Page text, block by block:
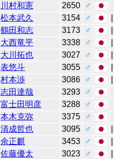
川村和憲 2650
♂
松本武久 3154 ♂
鶴田和志 3173 ♂
大西竜平 3338 ♂
大川拓也 3027 ♂
表悠斗 3055 ♂
村本渉 3086 ♂
志田達哉 3293
♂
富士田明彦 3288
♂
本木克弥 3375
♂
清成哲也 3095 ♂
余正麒 3453 ♂
佐藤優太 3023 ♂